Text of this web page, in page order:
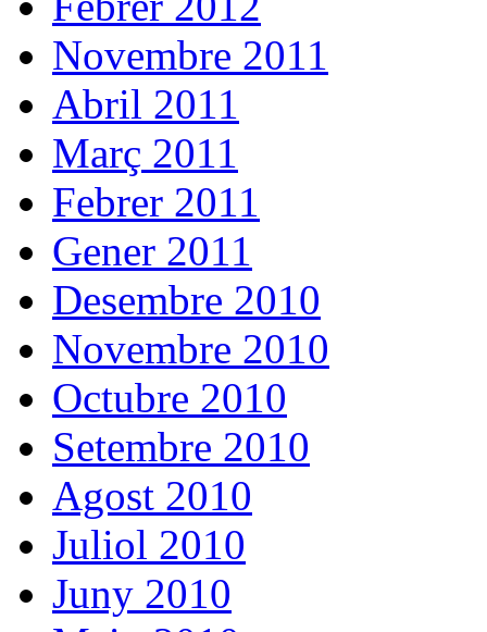
Novembre 2011
Abril 2011
Març 2011
Febrer 2011
Gener 2011
Desembre 2010
Novembre 2010
Octubre 2010
Setembre 2010
Agost 2010
Juliol 2010
Juny 2010